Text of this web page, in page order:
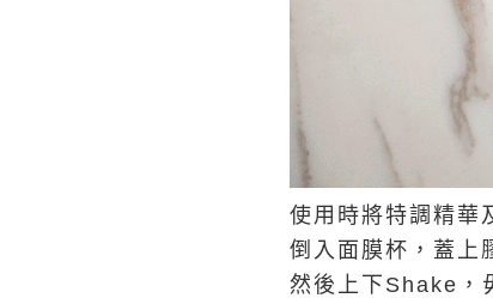
使用時將特調精
倒入面膜杯，蓋上
然後上下Shake，